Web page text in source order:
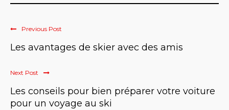
Previous Post
Les avantages de skier avec des amis
Next Post
Les conseils pour bien préparer votre voiture
pour un voyage au ski